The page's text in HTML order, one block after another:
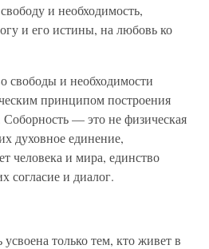
и необходимость,
и его истины, на любовь ко
свободы и необходимости
принципом построения
— это не физическая
духовное единение,
человека и мира, единство
согласие и диалог.
только тем, кто живет в